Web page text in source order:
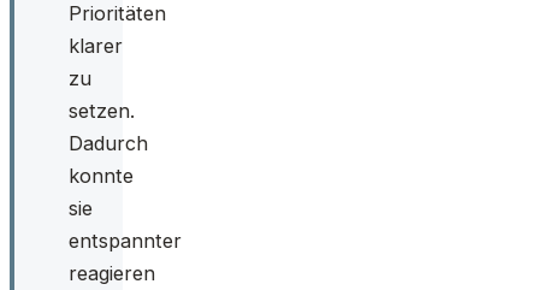
Prioritäten
klarer
zu
setzen.
Dadurch
konnte
sie
entspannter
reagieren